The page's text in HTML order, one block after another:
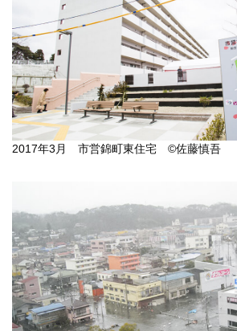
2017年3月 市営錦町東住宅 ©佐藤慎吾